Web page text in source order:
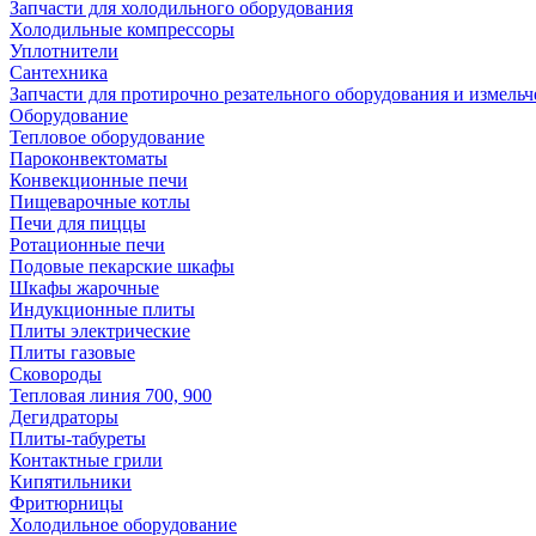
Запчасти для холодильного оборудования
Холодильные компрессоры
Уплотнители
Сантехника
Запчасти для протирочно резательного оборудования и
Оборудование
Тепловое оборудование
Пароконвектоматы
Конвекционные печи
Пищеварочные котлы
Печи для пиццы
Ротационные печи
Подовые пекарские шкафы
Шкафы жарочные
Индукционные плиты
Плиты электрические
Плиты газовые
Сковороды
Тепловая линия 700, 900
Дегидраторы
Плиты-табуреты
Контактные грили
Кипятильники
Фритюрницы
Холодильное оборудование